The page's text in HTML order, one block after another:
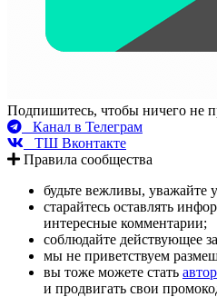
Подпишитесь, чтобы ничего не
Канал в Телеграм
ТШ Вконтакте
Правила сообщества
будьте вежливы, уважайте
старайтесь оставлять
интересные комментарии;
соблюдайте действующее
мы не приветствуем
вы тоже можете стать
и продвигать свои